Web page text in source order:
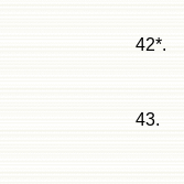
42*.
43.